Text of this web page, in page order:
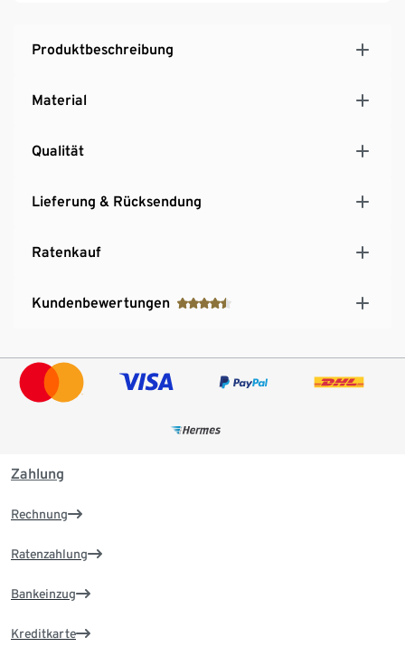
Produktbeschreibung
Material
Qualität
Lieferung & Rücksendung
Ratenkauf
Kundenbewertungen
Zahlung
Rechnung
Ratenzahlung
Bankeinzug
Kreditkarte